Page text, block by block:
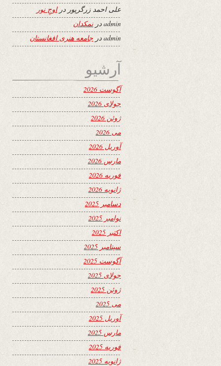
علی احمد زرگرپور دراوجِ نور
adminدرنمکدان
admin در جامعه هنری افغانستان
آرشیو
آگوست 2026
جولای 2026
ژوئن 2026
می 2026
آوریل 2026
مارس 2026
فوریه 2026
ژانویه 2026
دسامبر 2025
نوامبر 2025
اکتبر 2025
سپتامبر 2025
آگوست 2025
جولای 2025
ژوئن 2025
می 2025
آوریل 2025
مارس 2025
فوریه 2025
ژانویه 2025